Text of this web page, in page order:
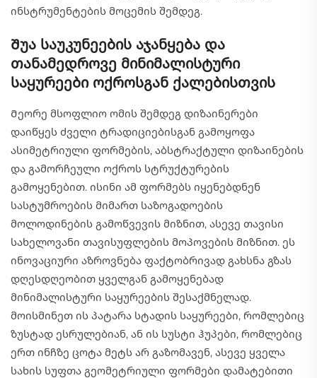
ინსტრუმენტების მოცემის შემდეგ.
Შუა საუკუნეების აჯანყება და
თანამედროვე მინიმალისტური
საყურეები ოქროსგან ქალებისთვის
Მეორე მსოფლიო ომის შემდეგ დიზაინერები
დაიწყეს ძველი ტრადიციებისგან გამოყოფა
ასიმეტრიული ფორმების, აბსტრაქტული დიზაინების
და გამორჩეული ოქროს სტრუქტურების
გამოყენებით. ისინი ამ ფორმებს იყენებდნენ
სასტუმროების მიმართ საზოგადოების
მოლოდინების გამოწვევის მიზნით, ასევე თავისი
სახელოვანი თავისუფლების მოპოვების მიზნით. ეს
ინოვაციური აზროვნება ფაქტობრივად გახსნა გზას
დღესდღეობით ყველგან გამოყენებად
მინიმალისტური საყურეების შესაქმნელად.
მოისმინეთ ის პატარა სტადის საყურეები, რომლებიც
ზუსტად ესრულებიან, ან ის სუსტი ჰუპები, რომლებიც
ერთ ინჩზე ცოტა მეტს არ გაზომავენ, ასევე ყველა
სახის სუფთა გეომეტრიული ფორმები დამატებითი